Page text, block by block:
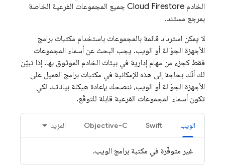
الخادم Cloud Firestore جميع المجموعات الفرعية الخاصة
بمرجع مستند.
لا يمكن استرداد قائمة بالمجموعات باستخدام مكتبات برامج
الأجهزة الجوّالة أو الويب. يجب البحث عن أسماء المجموعات
فقط كجزء من مهام إدارية في بيئات الخادم الموثوق بها. إذا تبيّن
لك أنّك بحاجة إلى هذه الإمكانية في مكتبات برامج العميل على
الأجهزة الجوّالة أو الويب، ننصحك بإعادة هيكلة بياناتك لكي
تكون أسماء المجموعات الفرعية قابلة للتوقّع.
الويب Swift
Objective-C المزيد
غير متوفّرة في مكتبة برامج الويب.